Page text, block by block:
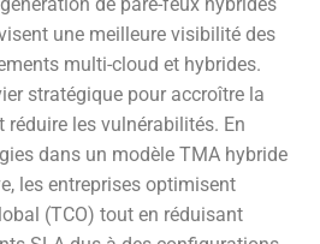
une meilleure visibilité des
multi-cloud et hybrides.
stratégique pour accroître la
réduire les vulnérabilités. En
dans un modèle TMA hybride
les entreprises optimisent
(TCO) tout en réduisant